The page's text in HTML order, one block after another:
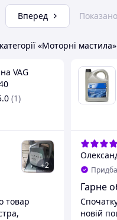
Вперед
«Моторні мастила»
VAG
(1)
+2
товар
Гарне
новій